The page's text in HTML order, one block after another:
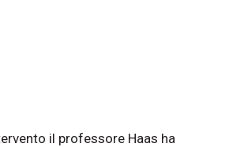
il professore Haas ha